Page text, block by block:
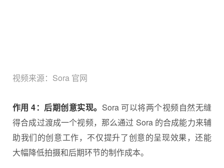
视频来源：Sora 官网
作用 4：后期创意实现。 Sora 可以将两个视频自然无缝
得合成过渡成一个视频，那么通过 Sora 的合成能力来辅
助我们的创意工作，不仅提升了创意的呈现效果，还能
大幅降低拍摄和后期环节的制作成本。